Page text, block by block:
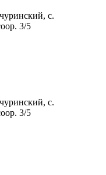
с.
3/5
с.
3/5